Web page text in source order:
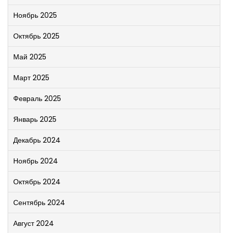
Ноябрь 2025
Октябрь 2025
Май 2025
Март 2025
Февраль 2025
Январь 2025
Декабрь 2024
Ноябрь 2024
Октябрь 2024
Сентябрь 2024
Август 2024